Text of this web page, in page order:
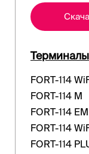
Терминалы
FORT-114
FORT-114 M
FORT-114 EM
FORT-114
FORT-114